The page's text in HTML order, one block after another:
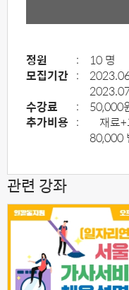
정원 :
10 명
모집기간 :
수강료
:
50,000
추가비용 :
재료
80,000
관련 강좌